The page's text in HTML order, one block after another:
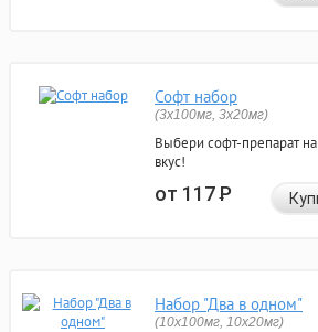
Софт набор
(3x100мг, 3x20мг)
Выбери софт-препарат
вкус!
от 117Р
Набор "Два в одном"
(10x100мг, 10x20мг)